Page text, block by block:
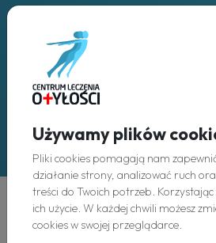
Używamy plików
Pliki cookies pomagają nam
działanie strony, analizować ruch
treści do Twoich potrzeb. Korzystając
ich użycie. W każdej chwili możesz
cookies w swojej przeglądarce.
Placówki
w całej Polsce
Odkryj